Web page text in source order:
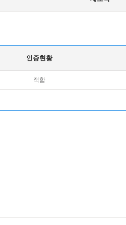
인증현황
적합